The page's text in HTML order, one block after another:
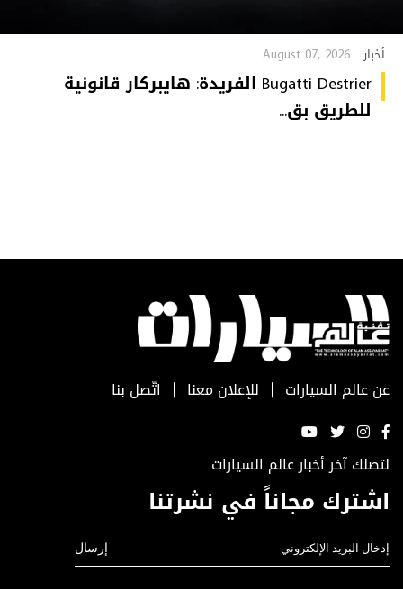
أخبار August 07, 2026
Bugatti Destrier الفريدة: هايبركار قانونية
للطريق بق...
عن عالم السيارات للإعلان معنا اتّصل بنا
لتصلك آخر أخبار عالم السيارات
اشترك مجاناً في نشرتنا